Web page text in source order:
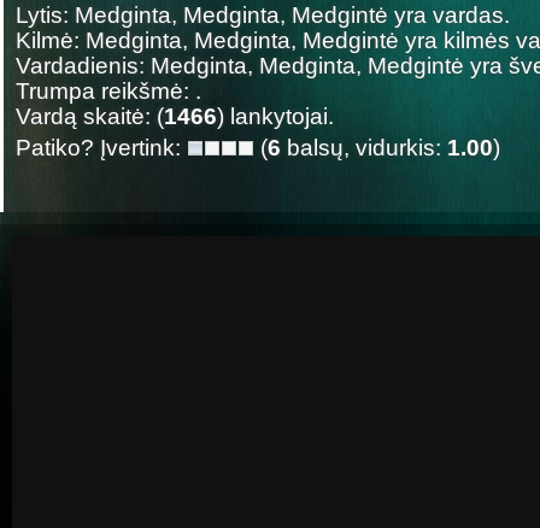
Lytis: Medginta, Medginta, Medgintė yra vardas.
Kilmė: Medginta, Medginta, Medgintė yra kilmės
Vardadienis: Medginta, Medginta, Medgintė yra
Trumpa reikšmė: .
Vardą skaitė: (1466) lankytojai.
Patiko? Įvertink:
(6 balsų, vidurkis: 1.00)